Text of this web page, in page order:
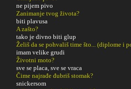
ne pijem pivo
Zanimanje tvog života?
biti plavusa
A zašto?
tako je divno biti glup
Želiš da se pohvališ time što... (diplome i
imam velike grudi
Životni moto?
sve se placa, sve se vraca
Čime najrađe đubriš stomak?
snickersom